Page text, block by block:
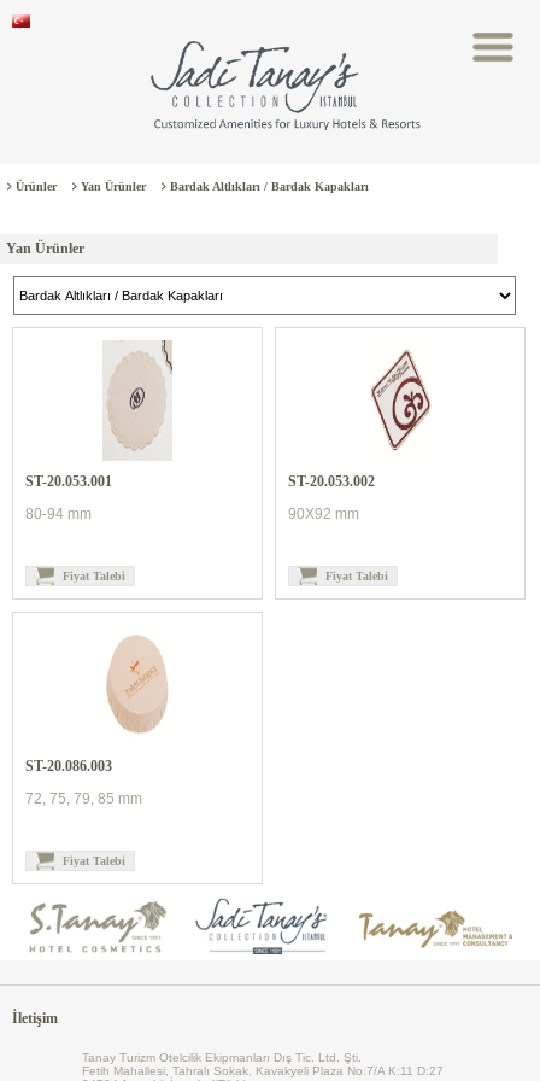
Ürünler Yan Ürünler Bardak Altlıkları / Bardak Kapakları
Yan Ürünler
ST-20.053.001
80-94 mm
Fiyat Talebi
ST-20.053.002
90X92 mm
Fiyat Talebi
ST-20.086.003
72, 75, 79, 85 mm
Fiyat Talebi
İletişim
Tanay Turizm Otelcilik Ekipmanları Dış Tic. Ltd. Şti.
Fetih Mahallesi, Tahralı Sokak, Kavakyeli Plaza No:7/A K:11 D:27